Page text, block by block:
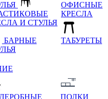
И СТУЛЬЯ
БАРНЫЕ
ОФИСНЫЕ
КРЕСЛА
ТАБУРЕТЫ
ПОЛКИ